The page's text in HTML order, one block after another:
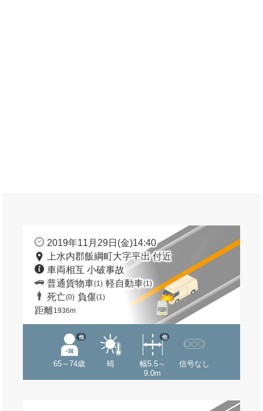
2019年11月29日(金)14:40
上水内郡飯綱町大字平出 付近
車両相互 小破事故
普通貨物車(1) 軽自動車(1)
死亡(0) 負傷(1)
距離1936m
65～74歳
他
晴
幅5.5～
9.0m
他
信号なし